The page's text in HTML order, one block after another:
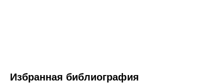
Избранная библиография